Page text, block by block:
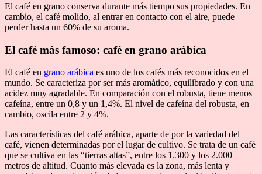
El café en grano conserva durante más tiempo sus propiedades. En
cambio, el café molido, al entrar en contacto con el aire, puede
perder hasta un 60% de su aroma.
El café más famoso: café en grano arábica
El café en grano arábica es uno de los cafés más reconocidos en el
mundo. Se caracteriza por ser más aromático, equilibrado y con una
acidez muy agradable. En comparación con el robusta, tiene menos
cafeína, entre un 0,8 y un 1,4%. El nivel de cafeína del robusta, en
cambio, oscila entre 2 y 4%.
Las características del café arábica, aparte de por la variedad del
café, vienen determinadas por el lugar de cultivo. Se trata de un café
que se cultiva en las “tierras altas”, entre los 1.300 y los 2.000
metros de altitud. Cuanto más elevada es la zona, más lenta y